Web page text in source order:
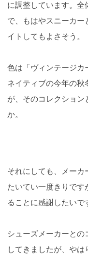
に調整しています。
で、もはやスニーカー
イトしてもよさそう。
色は「ヴィンテージカ
ネイティブの今年の秋
が、そのコレクション
か。
それにしても、メーカ
たいてい一度きりです
ることに感謝したいで
シューズメーカーと
してきましたが、や